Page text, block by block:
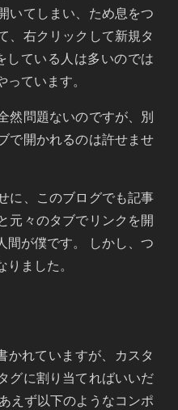
いてしまい、ため息をつ
、右クリックして新規タ
ている人は多いのでは
ています。
然問題ないのですが、別
で開かれるのは許せませ
に、このブログでも記事
元々のタブでリンクを開
間が僕です。 しかし、つ
ました。
かれていますが、カスタ
グに割り当てればいいだ
えず以下のようなコンポ